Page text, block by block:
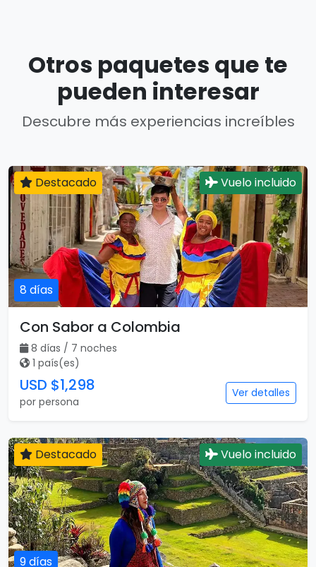
Otros paquetes que te
pueden interesar
Descubre más experiencias increíbles
8 días
Destacado Vuelo incluido
Con Sabor a Colombia
8 días / 7 noches
1 país(es)
USD $1,298
por persona
Ver detalles
9 días
Destacado Vuelo incluido